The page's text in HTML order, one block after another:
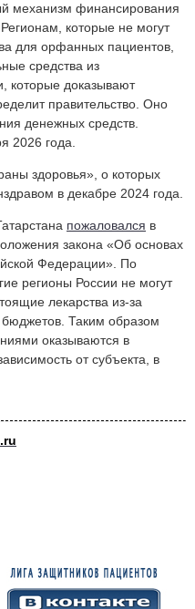
механизм финансирования
которые не могут
для орфанных пациентов,
средства из
которые доказывают
правительство. Оно
денежных средств.
2026 года.
здоровья», о которых
в декабре 2024 года.
пожаловался в
закона «Об основах
Федерации». По
регионы России не могут
лекарства из-за
Таким образом
оказываются в
от субъекта, в